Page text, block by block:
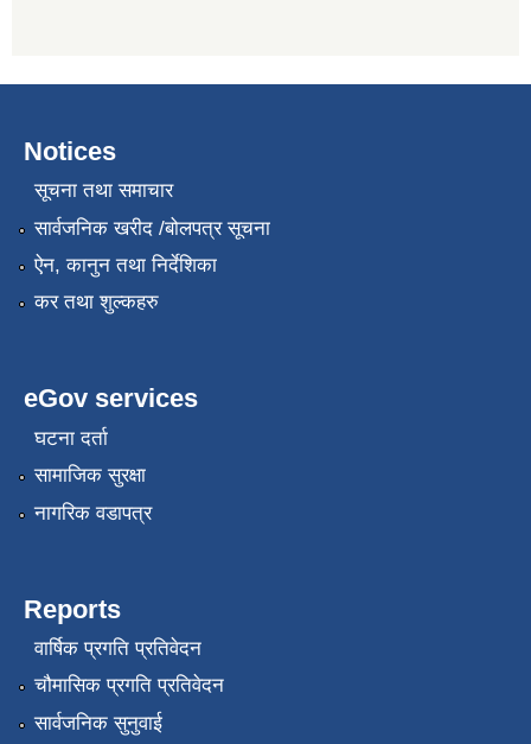
Notices
सूचना तथा समाचार
सार्वजनिक खरीद /बोलपत्र सूचना
ऐन, कानुन तथा निर्देशिका
कर तथा शुल्कहरु
eGov services
घटना दर्ता
सामाजिक सुरक्षा
नागरिक वडापत्र
Reports
वार्षिक प्रगति प्रतिवेदन
चौमासिक प्रगति प्रतिवेदन
सार्वजनिक सुनुवाई